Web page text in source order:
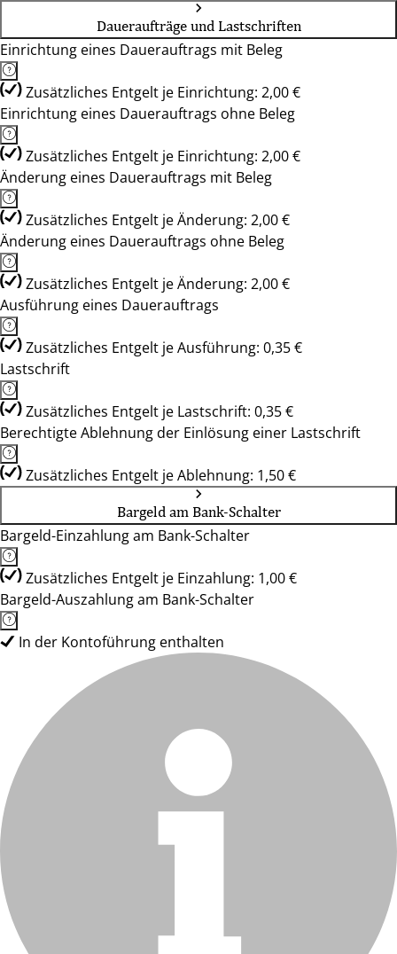
Daueraufträge und Lastschriften
Einrichtung eines Dauerauftrags mit Beleg
Zusätzliches Entgelt je Einrichtung: 2,00 €
Einrichtung eines Dauerauftrags ohne Beleg
Zusätzliches Entgelt je Einrichtung: 2,00 €
Änderung eines Dauerauftrags mit Beleg
Zusätzliches Entgelt je Änderung: 2,00 €
Änderung eines Dauerauftrags ohne Beleg
Zusätzliches Entgelt je Änderung: 2,00 €
Ausführung eines Dauerauftrags
Zusätzliches Entgelt je Ausführung: 0,35 €
Lastschrift
Zusätzliches Entgelt je Lastschrift: 0,35 €
Berechtigte Ablehnung der Einlösung einer Lastschrift
Zusätzliches Entgelt je Ablehnung: 1,50 €
Bargeld am Bank-Schalter
Bargeld-Einzahlung am Bank-Schalter
Zusätzliches Entgelt je Einzahlung: 1,00 €
Bargeld-Auszahlung am Bank-Schalter
In der Kontoführung enthalten